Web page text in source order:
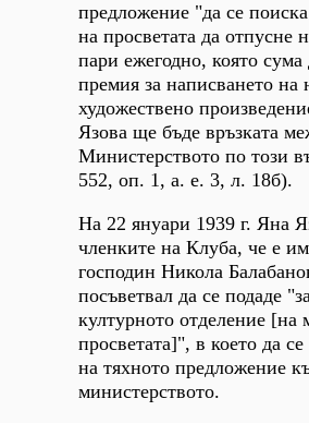
предложение "да се
на просветата да отпусне
пари ежегодно, която сума
премия за написването на
художествено
Язова ще бъде връзката
Министерството по този
552, оп. 1, а. е. 3, л. 18б).
На 22 януари 1939 г. Яна
членките на Клуба, че е
господин Никола
посъветвал да се подаде
културното отделение [на
просветата]", в което да
на тяхното предложение
министерството.